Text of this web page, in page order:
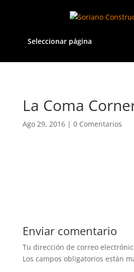
Seleccionar página
La Coma
Ago 29, 2016| 0 Comentarios
Enviar comentario
Tu dirección de correo
Los campos obligatorios están